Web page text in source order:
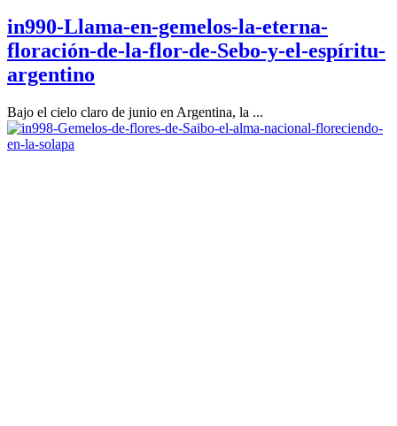
in990-Llama-en-gemelos-la-eterna-
floración-de-la-flor-de-Sebo-y-el-espíritu-
argentino
Bajo el cielo claro de junio en Argentina, la ...